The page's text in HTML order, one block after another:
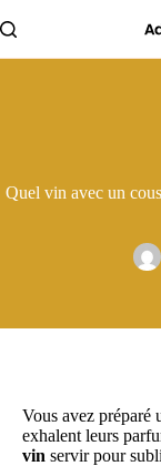
au
Quel vin avec un
Vous avez préparé
exhalent leurs
vin servir pour